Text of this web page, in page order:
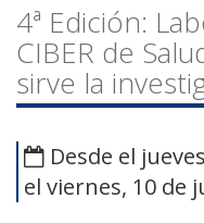
4ª Edición:
CIBER de
sirve la
Desde el
el viernes, 10 de